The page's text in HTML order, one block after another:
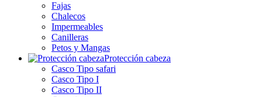
Fajas
Chalecos
Impermeables
Canilleras
Petos y Mangas
Protección cabeza
Casco Tipo safari
Casco Tipo I
Casco Tipo II